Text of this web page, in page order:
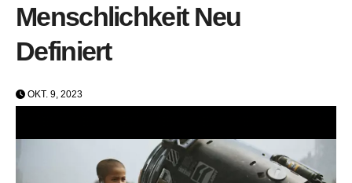
Menschlichkeit Neu
Definiert
OKT. 9, 2023